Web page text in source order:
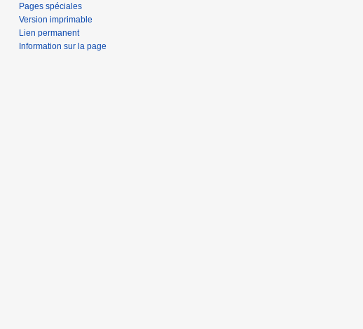
Pages spéciales
Version imprimable
Lien permanent
Information sur la page